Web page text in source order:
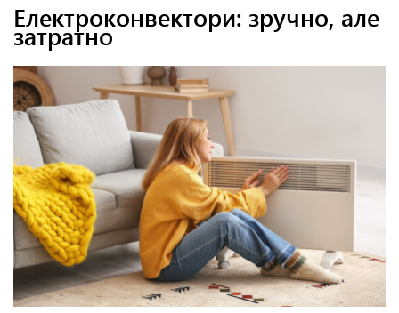
Електроконвектори: зручно, але
затратно